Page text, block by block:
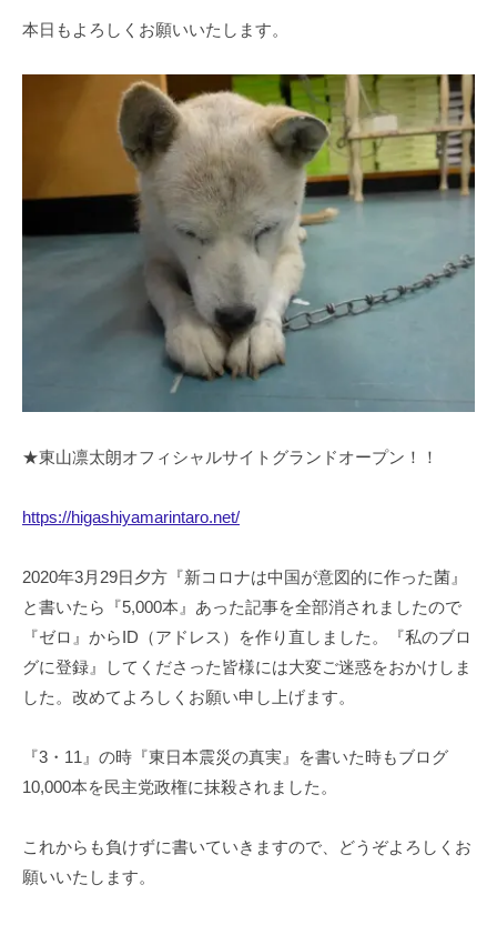
本日もよろしくお願いいたします。
★東山凛太朗オフィシャルサイトグランドオープン！！
https://higashiyamarintaro.net/
2020年3月29日夕方『新コロナは中国が意図的に作った菌』
と書いたら『5,000本』あった記事を全部消されましたので
『ゼロ』からID（アドレス）を作り直しました。『私のブロ
グに登録』してくださった皆様には大変ご迷惑をおかけしま
した。改めてよろしくお願い申し上げます。
『3・11』の時『東日本震災の真実』を書いた時もブログ
10,000本を民主党政権に抹殺されました。
これからも負けずに書いていきますので、どうぞよろしくお
願いいたします。